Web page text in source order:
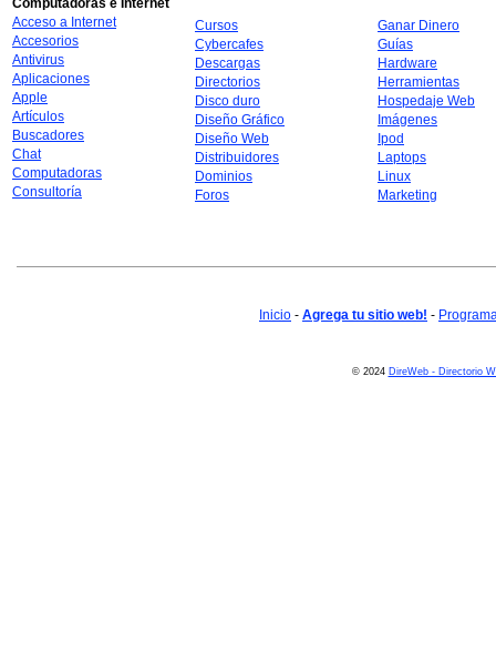
Computadoras e Internet
Acceso a Internet
Accesorios
Antivirus
Aplicaciones
Apple
Artículos
Buscadores
Chat
Computadoras
Consultoría
Cursos
Cybercafes
Descargas
Directorios
Disco duro
Diseño Gráfico
Diseño Web
Distribuidores
Dominios
Foros
Ganar Dinero
Guías
Hardware
Herramientas
Hospedaje Web
Imágenes
Ipod
Laptops
Linux
Marketing
Inicio - Agrega tu sitio web! -
© 2024 DireWeb - Directorio